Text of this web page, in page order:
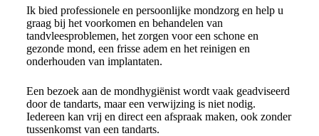
Ik bied professionele en persoonlijke mondzorg en help u
graag bij het voorkomen en behandelen van
tandvleesproblemen, het zorgen voor een schone en
gezonde mond, een frisse adem en het reinigen en
onderhouden van implantaten.
Een bezoek aan de mondhygiënist wordt vaak geadviseerd
door de tandarts, maar een verwijzing is niet nodig.
Iedereen kan vrij en direct een afspraak maken, ook zonder
tussenkomst van een tandarts.